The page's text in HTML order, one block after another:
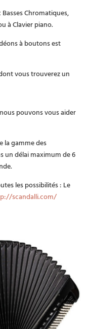
Chromatiques,
à Clavier piano.
à boutons est
vous trouverez un
pouvons vous aider
la gamme des
un délai maximum de 6
les possibilités : Le
scandalli.com/